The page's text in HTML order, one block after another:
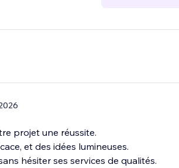
projet une réussite.
et des idées lumineuses.
hésiter ses services de qualités.